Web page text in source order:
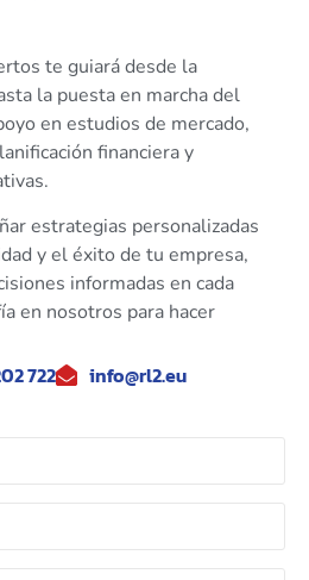
te guiará desde la
la puesta en marcha del
en estudios de mercado,
financiera y
estrategias personalizadas
y el éxito de tu empresa,
informadas en cada
en nosotros para hacer
722 info@rl2.eu